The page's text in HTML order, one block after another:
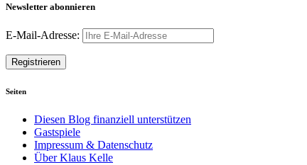
Newsletter abonnieren
E-Mail-Adresse:
Seiten
Diesen Blog finanziell unterstützen
Gastspiele
Impressum & Datenschutz
Über Klaus Kelle